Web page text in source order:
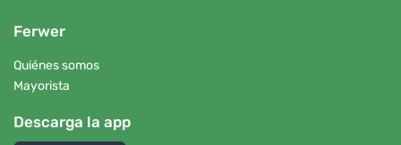
Ferwer
Quiénes somos
Mayorista
Descarga la app